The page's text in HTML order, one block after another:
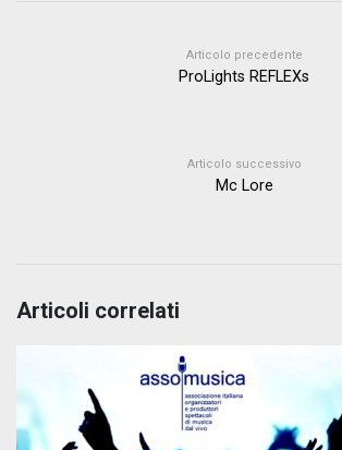
Articolo precedente
ProLights REFLEXs
Articolo successivo
Mc Lore
Articoli correlati